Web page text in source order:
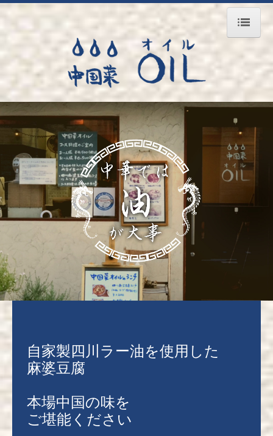
Ｃｏｎｃｅｐｔ
Ｍｅｎｕ
Ｏｒｄｅｒ
Ｃｏｎｔａｃｔ
個人情報保護方針
自家製四川ラー油を使用した
麻婆豆腐
本場中国の味を
ご堪能ください